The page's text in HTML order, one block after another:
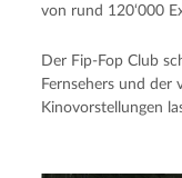
von rund 120‘000
Der Fip-Fop Club
Fernsehers und der
Kinovorstellungen